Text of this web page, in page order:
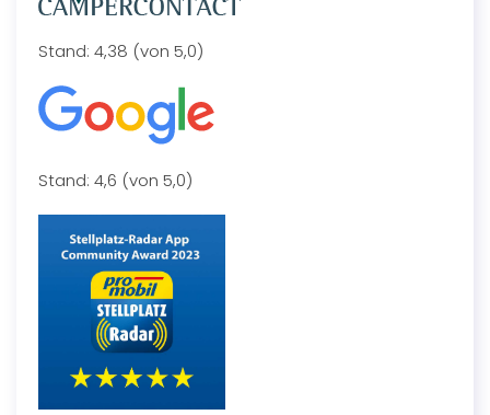
Stand: 4,38 (von 5,0)
Stand: 4,6 (von 5,0)